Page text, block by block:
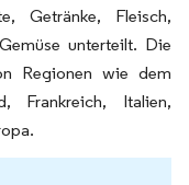
Getränke, Fleisch,
unterteilt. Die
Regionen wie dem
Frankreich, Italien,